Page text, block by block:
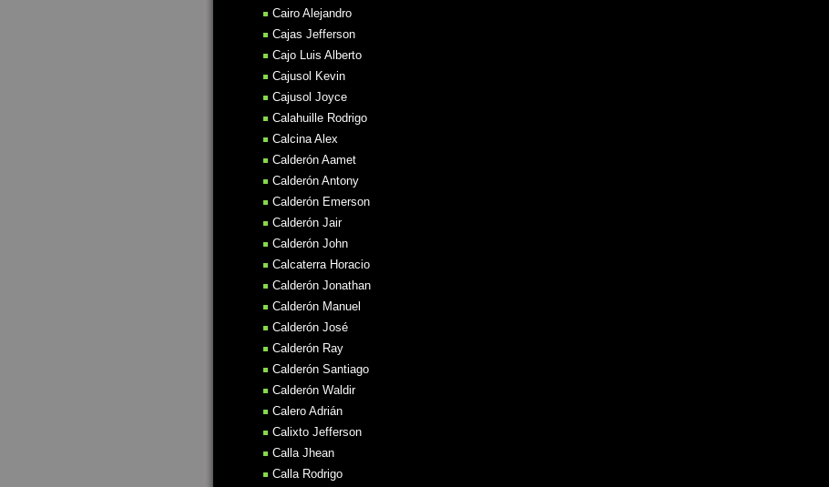
Cairo Alejandro
Cajas Jefferson
Cajo Luis Alberto
Cajusol Kevin
Cajusol Joyce
Calahuille Rodrigo
Calcina Alex
Calderón Aamet
Calderón Antony
Calderón Emerson
Calderón Jair
Calderón John
Calcaterra Horacio
Calderón Jonathan
Calderón Manuel
Calderón José
Calderón Ray
Calderón Santiago
Calderón Waldir
Calero Adrián
Calixto Jefferson
Calla Jhean
Calla Rodrigo